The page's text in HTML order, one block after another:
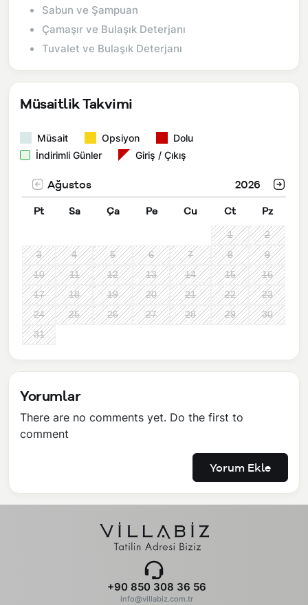
Sabun ve Şampuan
Çamaşır ve Bulaşık Deterjanı
Tuvalet ve Bulaşık Deterjanı
Müsaitlik Takvimi
Müsait Opsiyon
Dolu
İndirimli Günler
Giriş / Çıkış
Ağustos 2026
Pt Sa Ça Pe Cu Ct Pz
1
2
3
4 5 6 7 8
9
10
11 12 13 14 15
16
17
18 19 20 21 22
23
24
25 26 27 28 29
30
31
Yorumlar
There are no comments yet. Do the first to
comment
Yorum Ekle
+90 850 308 36 56
info@villabiz.com.tr